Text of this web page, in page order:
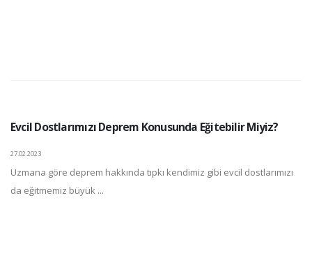
Evcil Dostlarımızı Deprem Konusunda Eğitebilir Miyiz?
27.02.2023
Uzmana göre deprem hakkında tıpkı kendimiz gibi evcil dostlarımızı
da eğitmemiz büyük ...